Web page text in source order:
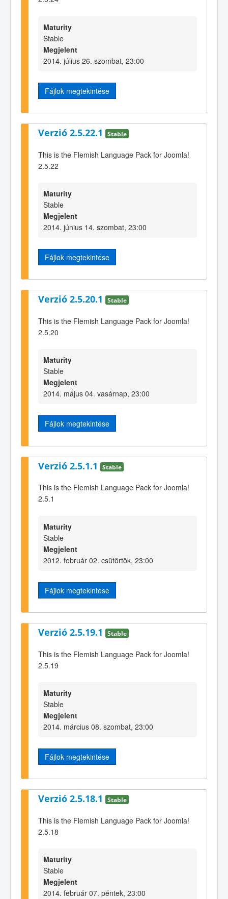
Maturity
Stable
Megjelent
2014. július 26. szombat, 23:00
Fájlok megtekintése
Verzió 2.5.22.1 Stable
This is the Flemish Language Pack for Joomla!
2.5.22
Maturity
Stable
Megjelent
2014. június 14. szombat, 23:00
Fájlok megtekintése
Verzió 2.5.20.1 Stable
This is the Flemish Language Pack for Joomla!
2.5.20
Maturity
Stable
Megjelent
2014. május 04. vasárnap, 23:00
Fájlok megtekintése
Verzió 2.5.1.1 Stable
This is the Flemish Language Pack for Joomla!
2.5.1
Maturity
Stable
Megjelent
2012. február 02. csütörtök, 23:00
Fájlok megtekintése
Verzió 2.5.19.1 Stable
This is the Flemish Language Pack for Joomla!
2.5.19
Maturity
Stable
Megjelent
2014. március 08. szombat, 23:00
Fájlok megtekintése
Verzió 2.5.18.1 Stable
This is the Flemish Language Pack for Joomla!
2.5.18
Maturity
Stable
Megjelent
2014. február 07. péntek, 23:00